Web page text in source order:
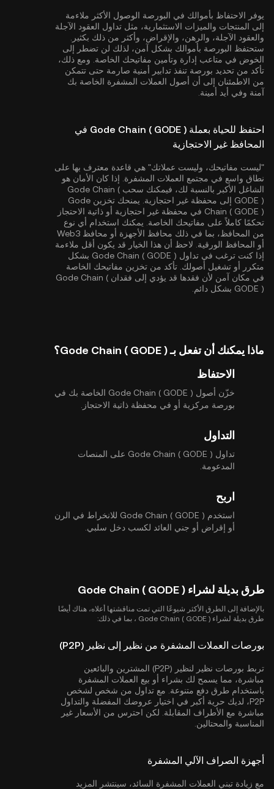
يوفر الاحتفاظ بأموالك في البورصة الوصول الأكثر ملاءمة
إلى المنتجات والميزات الاستثمارية، مثل تداول العقود الآجلة
والعقود الآجلة، والرهن، والإقراض، وأكثر من ذلك بكثير.
ستحتفظ البورصة بأموالك بشكل آمن، لذلك لن تضطر إلى
الخوض في متاعب إدارة وتأمين مفاتيحك الخاصة. ومع ذلك،
تأكد من تحديد بورصة تنفذ تدابير أمنية صارمة حتى تتمكن
من الاطمئنان إلى أن أصول العملات المشفرة الخاصة بك
آمنة وفي أيد أمينة.
احتفظ للحياة بعملة Gode Chain ( GODE ) في
المحافظ غير الاحتجازية
"ليست مفاتيحك، وليست عملاتك" هي قاعدة معترف بها على
نطاق واسع في مجتمع العملات المشفرة. إذا كان الأمان هو
الشاغل الأكبر بالنسبة لك، فيمكنك سحب Gode Chain (
GODE ) إلى محفظة غير احتجازية. يمنحك تخزين Gode
Chain ( GODE ) في محفظة غير احتجازية أو ذاتية الاحتجاز
تحكمًا كاملاً على مفاتيحك الخاصة. يمكنك استخدام أي نوع
من المحافظ، بما في ذلك محافظ الأجهزة أو محافظ Web3
أو المحافظ الورقية. لاحظ أن هذا الخيار قد يكون أقل ملاءمة
إذا كنت ترغب في تداول Gode Chain ( GODE ) بشكل
متكرر أو تشغيل أصولك. تأكد من تخزين مفاتيحك الخاصة
في مكان آمن لأن فقدها قد يؤدي إلى فقدان Gode Chain (
GODE ) بشكل دائم.
ماذا يمكنك أن تفعل بـ Gode Chain ( GODE )؟
الاحتفاظ
خزّن أصول Gode Chain ( GODE ) الخاصة بك في
بورصة مركزية أو في محفظة ذاتية الاحتجاز.
التداول
تداول Gode Chain ( GODE ) على المنصات
المدعومة.
اربح
استخدم Gode Chain ( GODE ) للانخراط في الرن
أو إقراض أو جني العائد لكسب دخل سلبي.
طرق بديلة لشراء Gode Chain ( GODE )
بالإضافة إلى الطرق الأكثر شيوعًا التي تمت مناقشتها أعلاه، هناك أيضًا
طرق بديلة لشراء Gode Chain ( GODE ) ، بما في ذلك:
بورصات العملات المشفرة من نظير إلى نظير (P2P)
تربط بورصات نظير لنظير (P2P) المشترين والبائعين
مباشرة، مما يسمح لك بشراء أو بيع العملات المشفرة
باستخدام طرق دفع متنوعة. مع تداول من شخص لشخص
P2P، لديك حرية أكبر في اختيار عروضك المفضلة والتداول
مباشرة مع الأطراف المقابلة. لكن احترس من الأسعار غير
المناسبة والمحتالين.
أجهزة الصراف الآلي المشفرة
مع زيادة تبني العملات المشفرة السائد، سينتشر المزيد